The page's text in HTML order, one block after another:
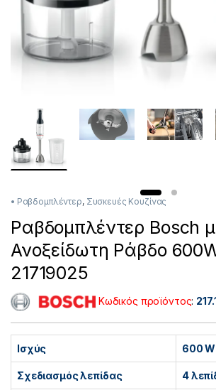
• Ραβδομπλέντερ, Συσκευές Κουζίνας
Ραβδομπλέντερ Bosch
Ανοξείδωτη Ράβδο
21719025
Κωδικός προϊόντος:
Ισχύς 600 W
Σχεδιασμός λεπίδας 4